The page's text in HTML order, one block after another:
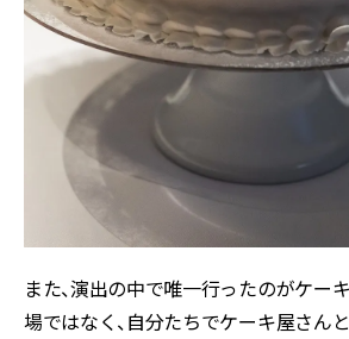
また、演出の中で唯一行ったのがケー
場ではなく、自分たちでケーキ屋さん